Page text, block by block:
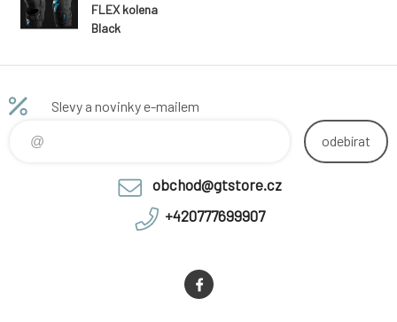
FLEX kolena
Black
Slevy a novinky e-mailem
odebírat
obchod@gtstore.cz
+420777699907